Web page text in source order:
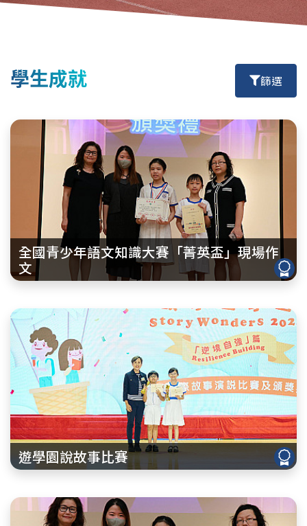
學生成就 篩選
全國青少年語文知識大賽「菁英盃」現場作
文
遊學園說故事比賽